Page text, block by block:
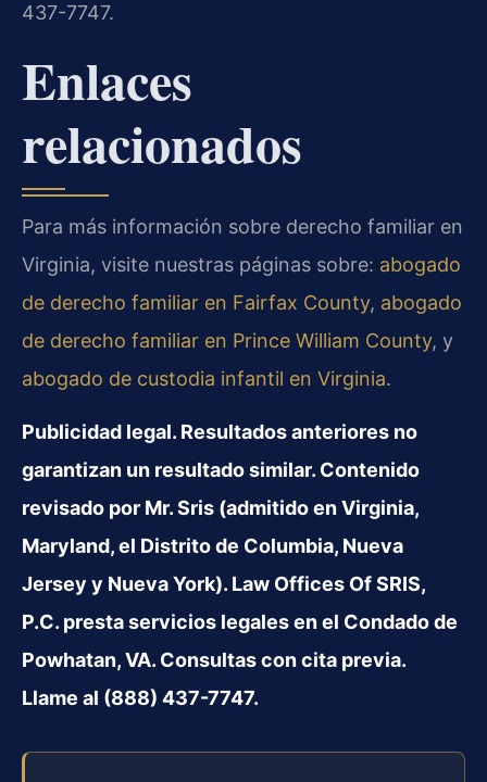
437-7747.
Enlaces
relacionados
Para más información sobre derecho familiar en
Virginia, visite nuestras páginas sobre: abogado
de derecho familiar en Fairfax County, abogado
de derecho familiar en Prince William County, y
abogado de custodia infantil en Virginia.
Publicidad legal. Resultados anteriores no
garantizan un resultado similar. Contenido
revisado por Mr. Sris (admitido en Virginia,
Maryland, el Distrito de Columbia, Nueva
Jersey y Nueva York). Law Offices Of SRIS,
P.C. presta servicios legales en el Condado de
Powhatan, VA. Consultas con cita previa.
Llame al (888) 437-7747.